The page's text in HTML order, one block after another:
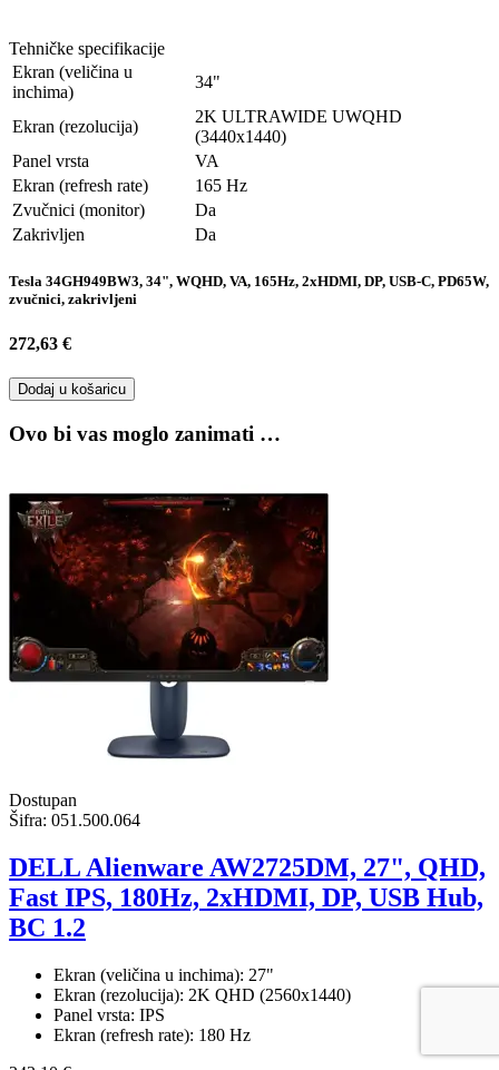
Tehničke specifikacije
Ekran (veličina u
inchima)
34"
Ekran (rezolucija)
2K ULTRAWIDE UWQHD
(3440x1440)
Panel vrsta
VA
Ekran (refresh rate)
165 Hz
Zvučnici (monitor)
Da
Zakrivljen
Da
Tesla 34GH949BW3, 34", WQHD, VA, 165Hz, 2xHDMI, DP, USB-C, PD65W,
zvučnici, zakrivljeni
272,63 €
Dodaj u košaricu
Ovo bi vas moglo zanimati …
Dostupan
Šifra: 051.500.064
DELL Alienware AW2725DM, 27", QHD,
Fast IPS, 180Hz, 2xHDMI, DP, USB Hub,
BC 1.2
Ekran (veličina u inchima): 27"
Ekran (rezolucija): 2K QHD (2560x1440)
Panel vrsta: IPS
Ekran (refresh rate): 180 Hz